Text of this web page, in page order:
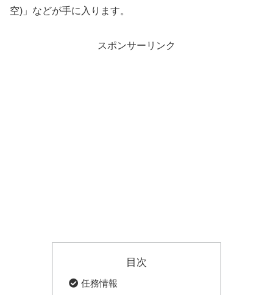
空)」などが手に入ります。
スポンサーリンク
目次
任務情報